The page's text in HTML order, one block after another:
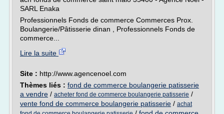
SARL Enaka
Professionnels Fonds de commerce Commerces Prox.
Boulangerie/Pâtisserie dinan , Professionnels Fonds de
commerce...
Lire la suite
Site : http://www.agencenoel.com
Thèmes liés : fond de commerce boulangerie patisserie
a vendre / acheter fond de commerce boulangerie patisserie /
vente fond de commerce boulangerie patisserie / achat